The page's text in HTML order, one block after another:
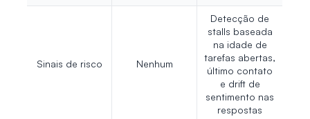
Sinais de risco Nenhum
Detecção de
stalls baseada
na idade de
tarefas abertas,
último contato
e drift de
sentimento nas
respostas